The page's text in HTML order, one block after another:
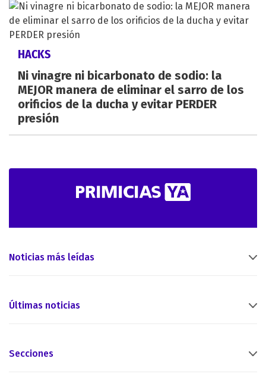
HACKS
Ni vinagre ni bicarbonato de sodio: la
MEJOR manera de eliminar el sarro de los
orificios de la ducha y evitar PERDER
presión
Noticias más leídas
Últimas noticias
Secciones